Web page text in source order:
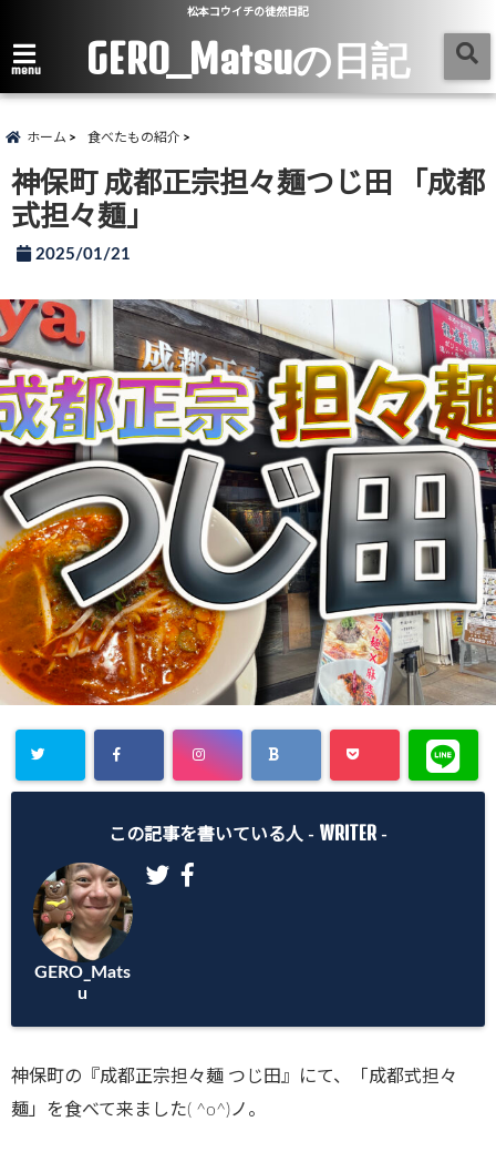
松本コウイチの徒然日記
menu GERO_Matsuの日記
ホーム 食べたもの紹介
神保町 成都正宗担々麺つじ田 「成都
式担々麺」
2025/01/21
この記事を書いている人 - WRITER -
GERO_Mats
u
神保町の『成都正宗担々麺 つじ田』にて、「成都式担々
麺」を食べて来ました( ^o^)ノ。